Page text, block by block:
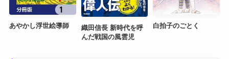
あやかし浮世絵導師
織田信長 新時代を呼
んだ戦国の風雲児
白拍子のごとく